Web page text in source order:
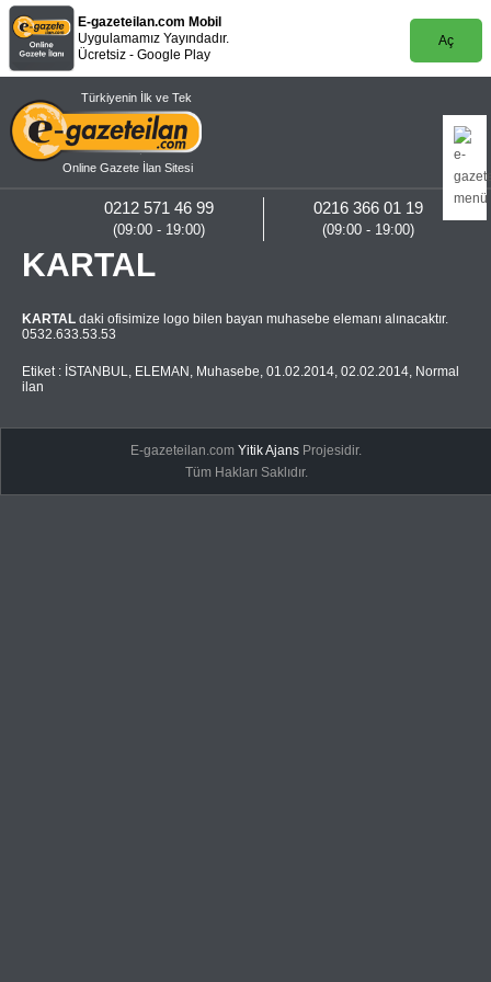
E-gazeteilan.com Mobil
Uygulamamız Yayındadır.
Ücretsiz - Google Play
Aç
Türkiyenin İlk ve Tek
Online Gazete İlan Sitesi
0216 366 01 19
(09:00 - 19:00)
0212 571 46 99
(09:00 - 19:00)
KARTAL
KARTAL daki ofisimize logo bilen bayan muhasebe elemanı alınacaktır.
0532.633.53.53
Etiket : İSTANBUL, ELEMAN , Muhasebe, 01.02.2014, 02.02.2014, Normal
ilan
E-gazeteilan.comYitik Ajans Projesidir.
Tüm Hakları Saklıdır.